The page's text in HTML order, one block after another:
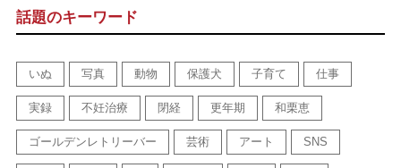
話題のキーワード
いぬ 写真 動物 保護犬 子育て 仕事
実録 不妊治療 閉経 更年期 和栗恵
ゴールデンレトリーバー 芸術 アート SNS